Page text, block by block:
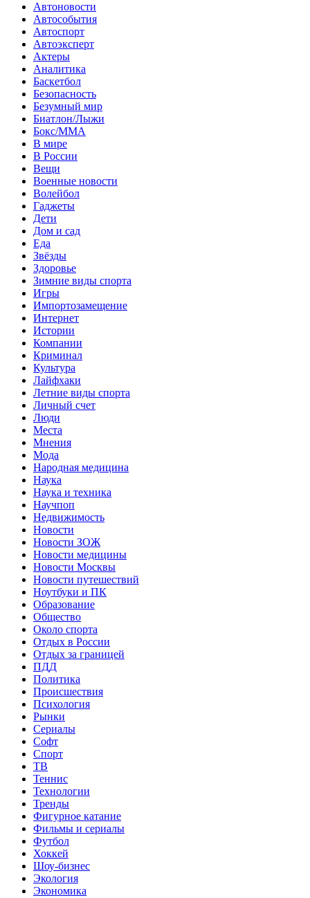
Автоновости
Автособытия
Автоспорт
Автоэксперт
Актеры
Аналитика
Баскетбол
Безопасность
Безумный мир
Биатлон/Лыжи
Бокс/MMA
В мире
В России
Вещи
Военные новости
Волейбол
Гаджеты
Дети
Дом и сад
Еда
Звёзды
Здоровье
Зимние виды спорта
Игры
Импортозамещение
Интернет
Истории
Компании
Криминал
Культура
Лайфхаки
Летние виды спорта
Личный счет
Люди
Места
Мнения
Мода
Народная медицина
Наука
Наука и техника
Научпоп
Недвижимость
Новости
Новости ЗОЖ
Новости медицины
Новости Москвы
Новости путешествий
Ноутбуки и ПК
Образование
Общество
Около спорта
Отдых в России
Отдых за границей
ПДД
Политика
Происшествия
Психология
Рынки
Сериалы
Софт
Спорт
ТВ
Теннис
Технологии
Тренды
Фигурное катание
Фильмы и сериалы
Футбол
Хоккей
Шоу-бизнес
Экология
Экономика